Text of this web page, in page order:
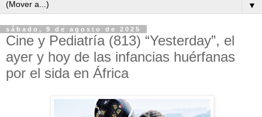
▼
sábado, 9 de agosto de 2025
Cine y Pediatría (813) “Yesterday”, el
ayer y hoy de las infancias huérfanas
por el sida en África